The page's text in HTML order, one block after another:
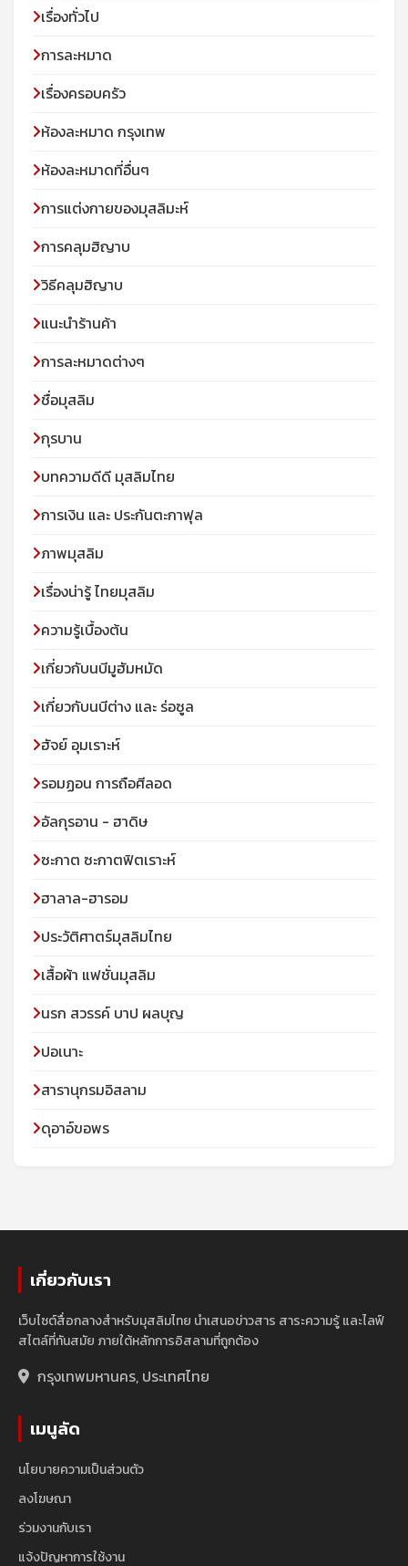
เรื่องทั่วไป
การละหมาด
เรื่องครอบครัว
ห้องละหมาด กรุงเทพ
ห้องละหมาดที่อื่นๆ
การแต่งกายของมุสลิมะห์
การคลุมฮิญาบ
วิธีคลุมฮิญาบ
แนะนำร้านค้า
การละหมาดต่างๆ
ชื่อมุสลิม
กุรบาน
บทความดีดี มุสลิมไทย
การเงิน และ ประกันตะกาฟุล
ภาพมุสลิม
เรื่องน่ารู้ ไทยมุสลิม
ความรู้เบื้องต้น
เกี่ยวกับนบีมูฮัมหมัด
เกี่ยวกับนบีต่าง และ ร่อซูล
ฮัจย์ อุมเราะห์
รอมฏอน การถือศีลอด
อัลกุรอาน - ฮาดิษ
ซะกาต ซะกาตฟิตเราะห์
ฮาลาล-ฮารอม
ประวัติศาตร์มุสลิมไทย
เสื้อผ้า แฟชั่นมุสลิม
นรก สวรรค์ บาป ผลบุญ
ปอเนาะ
สารานุกรมอิสลาม
ดุอาอ์ขอพร
เกี่ยวกับเรา
เว็บไซต์สื่อกลางสำหรับมุสลิมไทย นำเสนอข่าวสาร สาระความรู้ และไลฟ์
สไตล์ที่ทันสมัย ภายใต้หลักการอิสลามที่ถูกต้อง
กรุงเทพมหานคร, ประเทศไทย
เมนูลัด
นโยบายความเป็นส่วนตัว
ลงโฆษณา
ร่วมงานกับเรา
แจ้งปัญหาการใช้งาน